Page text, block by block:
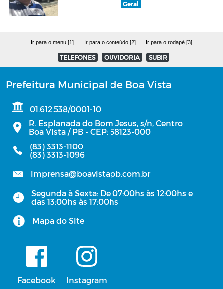
Geral
Ir para o menu [1] Ir para o conteúdo [2] Ir para o rodapé [3]
TELEFONES OUVIDORIA SUBIR
Prefeitura Municipal de Boa Vista
01.612.538/0001-10
R. Esplanada do Bom Jesus, s/n, Centro
Boa Vista / PB - CEP: 58123-000
(83) 3313-1100
(83) 3313-1096
imprensa@boavistapb.com.br
Segunda à Sexta: De 07:00hs às 12:00hs e
das 13:00hs às 17:00hs
Mapa do Site
Facebook Instagram